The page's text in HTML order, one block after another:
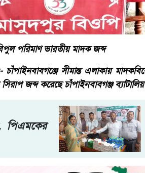
পরিমাণ ভারতীয় মাদক জব্দ
চাঁপাইনবাবগঞ্জে সীমান্ত এলাকায়
জব্দ করেছে চাঁপাইনবাবগঞ্জ
পিএমকের